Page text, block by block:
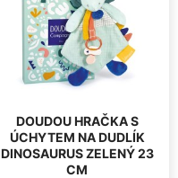
DOUDOU HRAČKA S
ÚCHYTEM NA DUDLÍK
DINOSAURUS ZELENÝ 23
CM